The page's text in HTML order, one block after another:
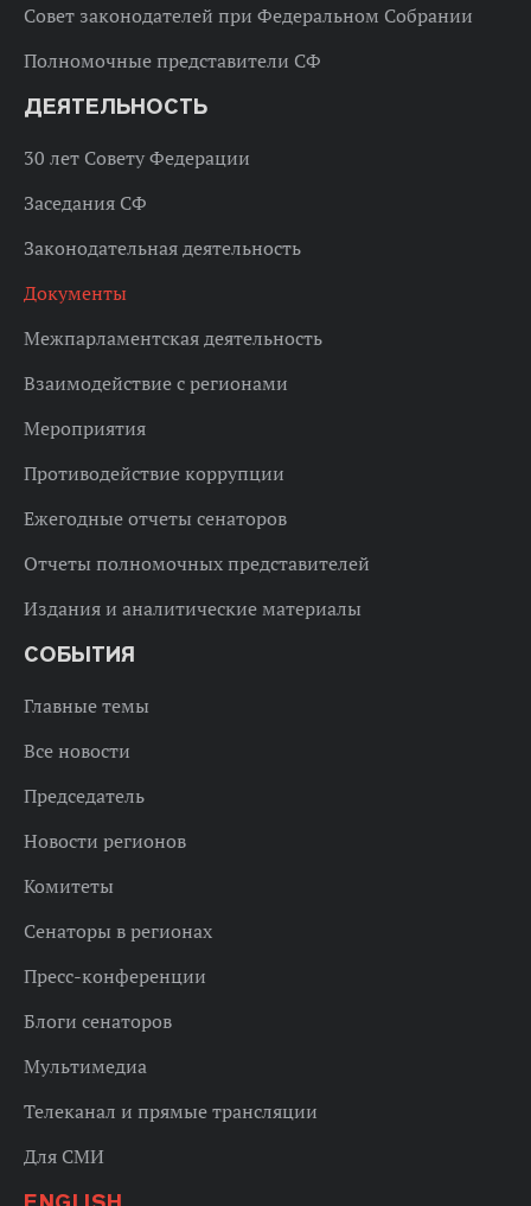
Совет законодателей при Федеральном Собрании
Полномочные представители СФ
ДЕЯТЕЛЬНОСТЬ
30 лет Совету Федерации
Заседания СФ
Законодательная деятельность
Документы
Межпарламентская деятельность
Взаимодействие с регионами
Мероприятия
Противодействие коррупции
Ежегодные отчеты сенаторов
Отчеты полномочных представителей
Издания и аналитические материалы
СОБЫТИЯ
Главные темы
Все новости
Председатель
Новости регионов
Комитеты
Сенаторы в регионах
Пресс-конференции
Блоги сенаторов
Мультимедиа
Телеканал и прямые трансляции
Для СМИ